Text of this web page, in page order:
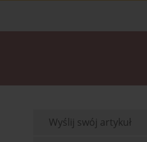
Wyślij swój artykuł